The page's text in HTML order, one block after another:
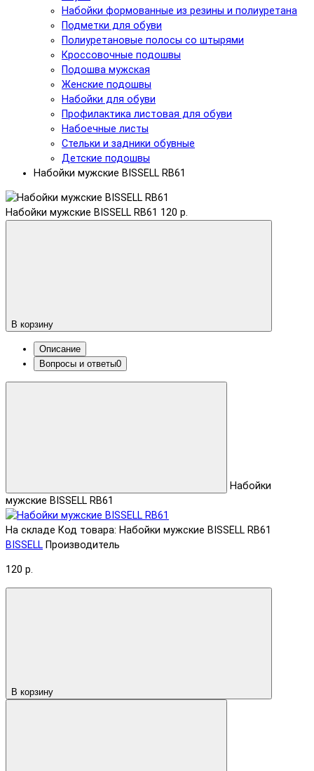
Набойки формованные из резины и полиуретана
Подметки для обуви
Полиуретановые полосы со штырями
Кроссовочные подошвы
Подошва мужская
Женские подошвы
Набойки для обуви
Профилактика листовая для обуви
Набоечные листы
Стельки и задники обувные
Детские подошвы
Набойки мужские BISSELL RB61
Набойки мужские BISSELL RB61 120 р.
В корзину
Описание
Вопросы и ответы0
Набойки
мужские BISSELL RB61
На складе Код товара: Набойки мужские BISSELL RB61
BISSELL Производитель
120 р.
В корзину